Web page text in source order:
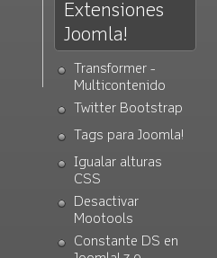
Extensiones
Joomla!
Transformer -
Multicontenido
Twitter Bootstrap
Tags para Joomla!
Igualar alturas
CSS
Desactivar
Mootools
Constante DS en